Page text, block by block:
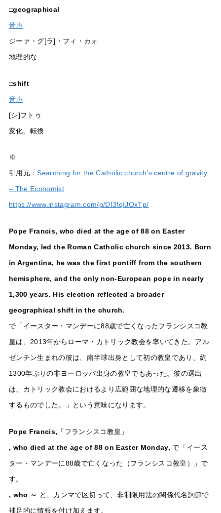
□geographical
音声
ジーァ・グ[ラ]・フィ・カォ
地理的な
□shift
音声
[シ]フトゥ
変化、転換
※
引用元：Searching for the Catholic church’s centre of gravity
– The Economist
https://www.instagram.com/p/DI3fqIJOxTp/
Pope Francis, who died at the age of 88 on Easter
Monday, led the Roman Catholic church since 2013. Born
in Argentina, he was the first pontiff from the southern
hemisphere, and the only non-European pope in nearly
1,300 years. His election reflected a broader
geographical shift in the church.
で「イースター・マンデーに88歳で亡くなったフランシスコ教
皇は、2013年からローマ・カトリック教会を率いてきた。アル
ゼンチン生まれの彼は、南半球出身として初の教皇であり、約
1300年ぶりの非ヨーロッパ出身の教皇でもあった。彼の選出
は、カトリック教会におけるより広範囲な地理的な遷移を象徴
するものでした。」という意味になります。
Pope Francis, 「フランシスコ教皇」
, who died at the age of 88 on Easter Monday, で「イース
ター・マンデーに88歳で亡くなった（フランシスコ教皇）」で
す。
, who ～ と、カンマで区切って、非制限用法の関係代名詞節で
補足的に情報を付け加えます。